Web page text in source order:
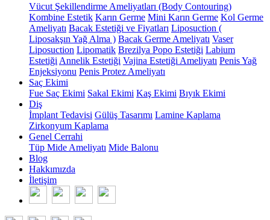
Vücut Şekillendirme Ameliyatları (Body Contouring)
Kombine Estetik Karın Germe Mini Karın Germe Kol Germe
Ameliyatı Bacak Estetiği ve Fiyatları Liposuction (
Liposakşın Yağ Alma ) Bacak Germe Ameliyatı Vaser
Liposuction Lipomatik Brezilya Popo Estetiği Labium
Estetiği Annelik Estetiği Vajina Estetiği Ameliyatı Penis Yağ
Enjeksiyonu Penis Protez Ameliyatı
Saç Ekimi
Fue Saç Ekimi Sakal Ekimi Kaş Ekimi Bıyık Ekimi
Diş
İmplant Tedavisi Gülüş Tasarımı Lamine Kaplama
Zirkonyum Kaplama
Genel Cerrahi
Tüp Mide Ameliyatı Mide Balonu
Blog
Hakkımızda
İletişim